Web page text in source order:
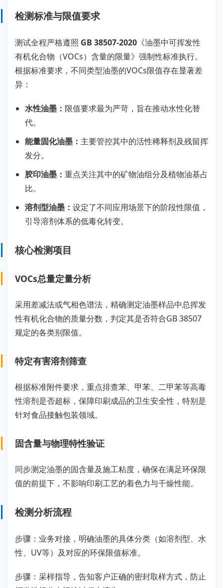
检测标准与限值要求
测试全程严格遵照 GB 38507-2020 《油墨中可挥发性
有机化合物（VOCs）含量的限量》强制性标准执行。
根据标准要求，不同类型油墨的VOCs限值存在显著差
异：
水性油墨： 限值要求最为严苛，旨在推动水性化替
代。
能量固化油墨： 主要管控其中的活性稀释剂及残留挥
发分。
胶印油墨： 重点关注其中的矿物油组分及植物油基占
比。
溶剂型油墨： 设定了不同应用场景下的阶段性限值，
引导溶剂体系的低毒化转变。
核心检测项目
VOCs总量定量分析
采用差减法或气相色谱法，精确测定油墨样品中总挥发
性有机化合物的质量分数，判定其是否符合GB 38507
规定的各类别限值。
特定有害溶剂筛查
根据标准附件要求，重点排查苯、甲苯、二甲苯等高毒
性溶剂是否超标，保障印刷成品的卫生安全性，特别是
针对食品接触包装领域。
固含量与物理特性验证
同步测定油墨的固含量及施工粘度，确保在满足环保限
值的前提下，不影响印刷工艺的着色力与干燥性能。
检测分析流程
步骤：业务对接，明确油墨的具体分类（如溶剂型、水
性、UV等）及对应的环保限值标准。
步骤：采样指导，告知客户正确的密封取样方式，防止